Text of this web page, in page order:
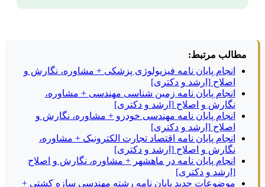
مطالب مرتبط:
انجام پایان نامه فیزیولوژی پزشکی + مشاوره، نگارش و
اصلاح [ارشد و دکتری]
انجام پایان نامه زمین شناسی مهندسی + مشاوره،
نگارش و اصلاح [ارشد و دکتری]
انجام پایان نامه مهندسی خودرو + مشاوره، نگارش و
اصلاح [ارشد و دکتری]
انجام پایان نامه اقتصاد تجارت الکترونیک + مشاوره،
نگارش و اصلاح [ارشد و دکتری]
انجام پایان نامه در ماهشهر + مشاوره، نگارش و اصلاح
[ارشد و دکتری]
موضوعات جدید پایان نامه رشته مهندسی سازه کشتی +